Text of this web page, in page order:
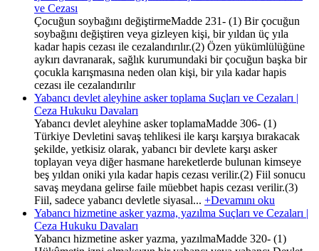
ve Cezası
Çocuğun soybağını değiştirmeMadde 231- (1) Bir çocuğun
soybağını değiştiren veya gizleyen kişi, bir yıldan üç yıla
kadar hapis cezası ile cezalandırılır.(2) Özen yükümlülüğüne
aykırı davranarak, sağlık kurumundaki bir çocuğun başka bir
çocukla karışmasına neden olan kişi, bir yıla kadar hapis
cezası ile cezalandırılır
Yabancı devlet aleyhine asker toplama Suçları ve Cezaları |
Ceza Hukuku Davaları
Yabancı devlet aleyhine asker toplamaMadde 306- (1)
Türkiye Devletini savaş tehlikesi ile karşı karşıya bırakacak
şekilde, yetkisiz olarak, yabancı bir devlete karşı asker
toplayan veya diğer hasmane hareketlerde bulunan kimseye
beş yıldan oniki yıla kadar hapis cezası verilir.(2) Fiil sonucu
savaş meydana gelirse faile müebbet hapis cezası verilir.(3)
Fiil, sadece yabancı devletle siyasal... +Devamını oku
Yabancı hizmetine asker yazma, yazılma Suçları ve Cezaları |
Ceza Hukuku Davaları
Yabancı hizmetine asker yazma, yazılmaMadde 320- (1)